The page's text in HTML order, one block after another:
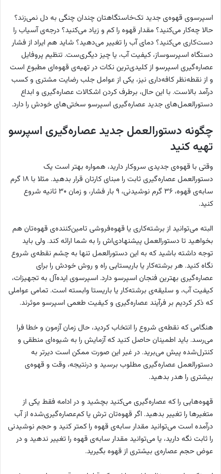
اسپرسوی قهوه‌ی جدید تک‌خاستگاهتان چندان چنگی به دل نمی‌زند؟
حالا چه‌کار می‌کنید؟ مقدار قهوه را کم و زیاد می‌کنید؟ درجه‌ی آسیاب را
دست‌کاری می‌کنید؟ دمای آب را تغییر می‌دهید؟ شاید هم ایراد از فشار
دستگاه اسپرسوساز، کیفیت آب، یا چیز دیگری‌ست. تنظیم پروفایل
عصاره‌گیری اسپرسو از کلیدی‌ترین نکات در تهیه‌ی قهوه‌ای مطبوع است
و از نقطه‌نظر کافه‌داری نیز، یکی از عوامل جلب رضایت مشتری و کسب
درآمد بالاست. با این حال، برطرف کردن اشکالات عصاره‌گیری و ابداع
دستورالعمل‌های جدید عصاره‌گیری اسپرسو سختی‌های خودش را دارد.
چگونه دستورالعمل جدید عصاره‌گیری اسپرسو
تهیه کنید
وقتی با قهوه‌ی جدیدی سروکار دارید، همواره بهتر است یک
دستورالعمل عصاره‌گیری ثابت را مبنای کارتان قرار بدهید. مثلا با ۱۸ گرم
سابه‌ی قهوه، ۳۶ گرم نوشیدنی، ۹ بار فشار، و زمان ۳۰ ثانیه شروع
کنید.
البته می‌توانید از برشته‌کاری یا قهوه‌فروشی تامین‌کننده‌ی قهوه‌تان هم
بخواهید تا دستورالعمل پیشنهادی‌اش را به شما ارائه کند. ولی باید
توجه داشته باشید که به این دستورالعمل تنها به چشم نقطه‌ی شروع
نگاه کنید. هر برشته‌کار یا باریستایی راه و روش خودش را برای
عصاره‌گیری بهترین فنجان اسپرسو دارد. اسپرسوی ایده‌آل به تجهیزات،
کیفیت آب، و سلیقه‌ی برشته‌کار یا باریستا وابسته است. تمامی عواملی
که ذکر کردیم بر فرآیند عصاره‌گیری و کیفیت طعمی اسپرسو موثرند.
هنگامی که نقطه‌ی شروع را انتخاب کردید، حال زمان آزمون و خطا فرا
می‌رسد. باید اطمینان حاصل کنید که آزمایش را به شیوه‌ای منطقی و
کنترل‌شده پیش می‌برید. در غیر این صورت ممکن است دیرتر به
دستورالعمل عصاره‌گیری مطلوب برسید و درنتیجه، وقت و قهوه‌ی
بیشتری را هدر بدهید.
قهوه‌هایی را که عصاره‌گیری می‌کنید بچشید و در ادامه فقط یکی از
متغیرها را تغییر بدهید. اگر قهوه‌تان ترش یا کم‌عصاره‌گیری‌شده از آب
درآمده است می‌توانید مقدار سابه‌ی قهوه را کمتر کنید و حجم نوشیدنی
را ثابت نگه دارید، یا می‌توانید مقدار سابه‌ی قهوه را تغییر ندهید و در
عوض حجم عصاره‌ی بیشتری از قهوه بگیرید.